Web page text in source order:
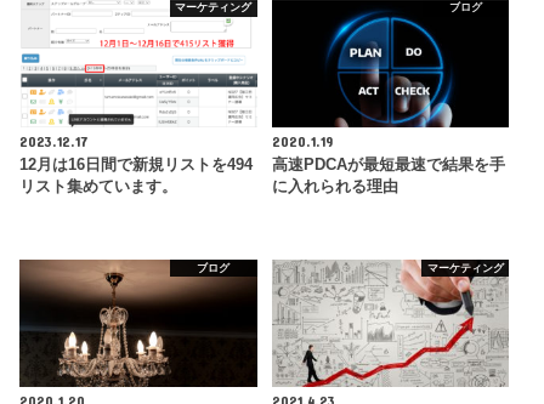
マーケティング
2023.12.17
12月は16日間で新規リストを494
リスト集めています。
ブログ
2020.1.19
高速PDCAが最短最速で結果を手
に入れられる理由
ブログ
2020.1.20
マーケティング
2021.4.23